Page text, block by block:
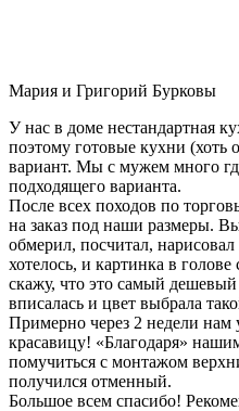
Мария и Григорий Бурковы
У нас в доме нестандартная
поэтому готовые кухни
вариант. Мы с мужем много
подходящего варианта.
После всех походов по
на заказ под наши размеры.
обмерил, посчитал,
хотелось, и картинка в
скажу, что это самый
вписалась и цвет выбрала
Примерно через 2 недели
красавицу! «Благодаря»
помучиться с монтажом
получился отменный.
Большое всем спасибо!